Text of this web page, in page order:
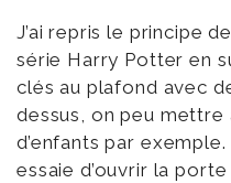
J’ai repris le principe
série Harry Potter en
clés au plafond avec
dessus, on peu mettre
d’enfants par
essaie d’ouvrir la